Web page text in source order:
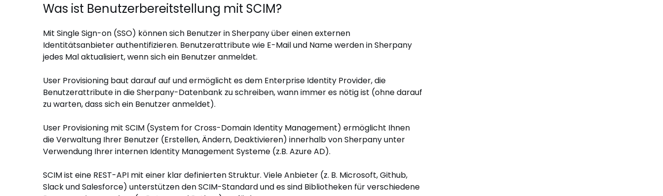
Was ist Benutzerbereitstellung mit SCIM?
Mit Single Sign-on (SSO) können sich Benutzer in Sherpany über einen externen
Identitätsanbieter authentifizieren. Benutzerattribute wie E-Mail und Name werden in Sherpany
jedes Mal aktualisiert, wenn sich ein Benutzer anmeldet.
User Provisioning baut darauf auf und ermöglicht es dem Enterprise Identity Provider, die
Benutzerattribute in die Sherpany-Datenbank zu schreiben, wann immer es nötig ist (ohne darauf
zu warten, dass sich ein Benutzer anmeldet).
User Provisioning mit SCIM (System for Cross-Domain Identity Management) ermöglicht Ihnen
die Verwaltung Ihrer Benutzer (Erstellen, Ändern, Deaktivieren) innerhalb von Sherpany unter
Verwendung Ihrer internen Identity Management Systeme (z.B. Azure AD).
SCIM ist eine REST-API mit einer klar definierten Struktur. Viele Anbieter (z. B. Microsoft, Github,
Slack und Salesforce) unterstützen den SCIM-Standard und es sind Bibliotheken für verschiedene